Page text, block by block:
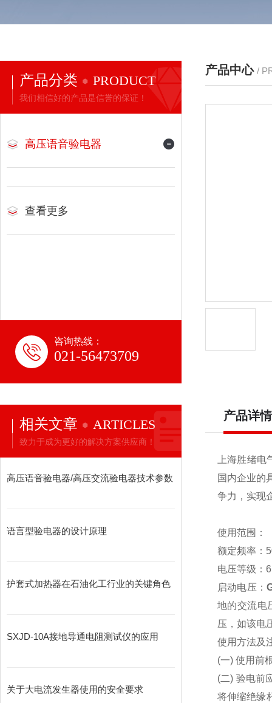
产品分类 PRODUCT
我们相信好的产品是信誉的保证！
高压语音验电器
查看更多
咨询热线：
021-56473709
相关文章 ARTICLES
致力于成为更好的解决方案供应商！
高压语音验电器/高压交流验电器技术参数
语言型验电器的设计原理
护套式加热器在石油化工行业的关键角色
SXJD-10A接地导通电阻测试仪的应用
关于大电流发生器使用的安全要求
产品中心 /
产品详情
上海胜绪电
国内企业的
争力，实现
使用范围：
额定频率：
电压等级：
启动电压：
地的交流电
压，如该电
使用方法及
(一) 使用前
(二) 验电前
将伸缩绝缘